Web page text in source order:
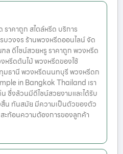
าคาถูก สไตล์หรีด บริการ
วงจร ร้านพวงหรีดออนไลน์ จัด
ล ดีไซน์สวยหรู ราคาถูก พวงหรีด
รีดต้นไม้ พวงหรีดของใช้
มธานี พวงหรีดนนทบุรี พวงหรีดก
in Bangkok Thailand เรา
ซึ่งล้วนมีดีไซน์สวยงามและได้รับ
น ทันสมัย มีความเป็นตัวของตัว
ะท้อนความต้องการของลูกค้า